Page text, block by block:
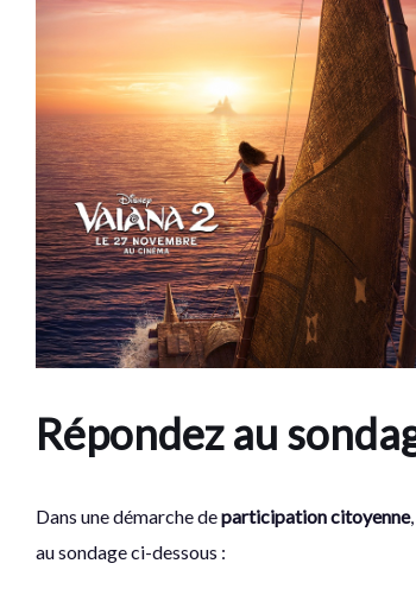
Répondez au
Dans une démarche departicipation citoyenne,
au sondage ci-dessous :